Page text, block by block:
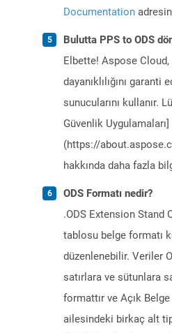
Documentation
Bulutta PPS to ODS
Elbette! Aspose
dayanıklılığını
sunucularını kullanır.
Güvenlik Uygulamaları]
(https://
hakkında daha fazla
ODS Formatı nedir?
.ODS Extension Stand
tablosu belge formatı
düzenlenebilir. Veriler
satırlara ve sütunlara
formattır ve Açık
ailesindeki birkaç alt